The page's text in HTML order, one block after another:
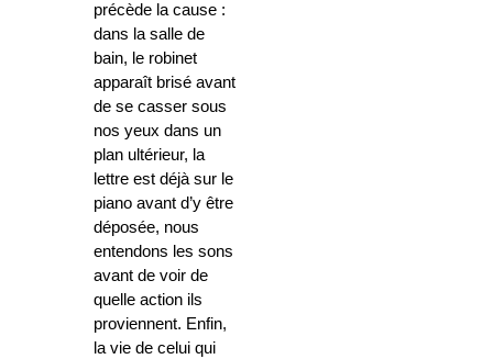
précède la cause :
dans la salle de
bain, le robinet
apparaît brisé avant
de se casser sous
nos yeux dans un
plan ultérieur, la
lettre est déjà sur le
piano avant d’y être
déposée, nous
entendons les sons
avant de voir de
quelle action ils
proviennent. Enfin,
la vie de celui qui